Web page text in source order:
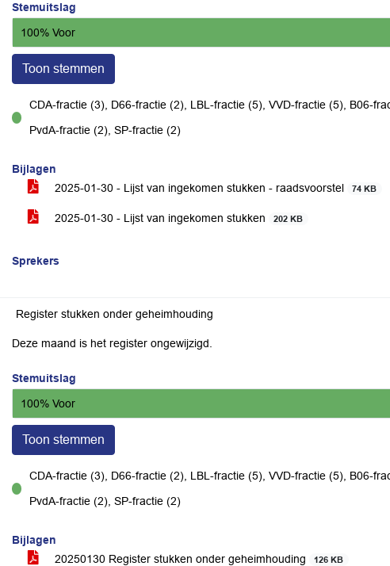
Stemuitslag
100% Voor
Toon stemmen
voor
CDA-fractie (3), D66-fractie (2), LBL-fractie (5), VVD-fractie (5), B06-
PvdA-fractie (2), SP-fractie (2)
Bijlagen
2025-01-30 - Lijst van ingekomen stukken - raadsvoorstel
74 KB
2025-01-30 - Lijst van ingekomen stukken 202 KB
Sprekers
Register stukken onder geheimhouding
Deze maand is het register ongewijzigd.
Stemuitslag
100% Voor
Toon stemmen
voor
CDA-fractie (3), D66-fractie (2), LBL-fractie (5), VVD-fractie (5), B06-
PvdA-fractie (2), SP-fractie (2)
Bijlagen
20250130 Register stukken onder geheimhouding
126 KB